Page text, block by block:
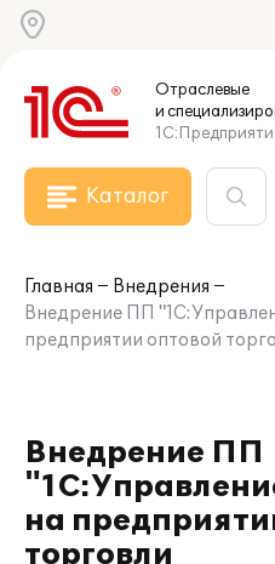
Отраслевые
и
Каталог
Главная
Внедрения
Внедрение ПП
предприятии оптовой
Внедрение ПП
на
торговли